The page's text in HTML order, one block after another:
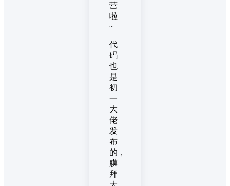
营
啦
~
代
码
也
是
初
一
大
佬
发
布
的，
膜
拜